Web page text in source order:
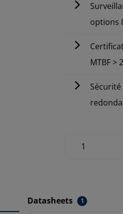
options
MTBF >
Datasheets 1